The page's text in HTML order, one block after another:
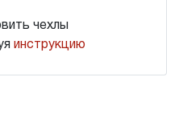
чехлы
инструкцию